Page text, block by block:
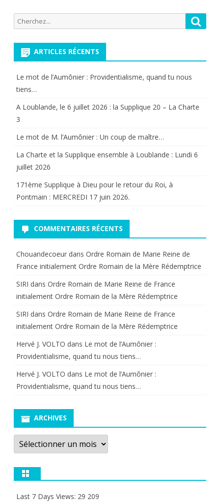
Recherche
pour:
ARTICLES RÉCENTS
Le mot de l’Aumônier : Providentialisme, quand tu nous
tiens…
A Loublande, le 6 juillet 2026 : la Supplique 20 – La Charte
3
Le mot de M. l’Aumônier : Un coup de maître…
La Charte et la Supplique ensemble à Loublande : Lundi 6
juillet 2026
171ème Supplique à Dieu pour le retour du Roi, à
Pontmain : MERCREDI 17 juin 2026.
COMMENTAIRES RÉCENTS
Chouandecoeur dans Ordre Romain de Marie Reine de
France initialement Ordre Romain de la Mère Rédemptrice
SIRI dans Ordre Romain de Marie Reine de France
initialement Ordre Romain de la Mère Rédemptrice
SIRI dans Ordre Romain de Marie Reine de France
initialement Ordre Romain de la Mère Rédemptrice
Hervé J. VOLTO dans Le mot de l’Aumônier :
Providentialisme, quand tu nous tiens…
Hervé J. VOLTO dans Le mot de l’Aumônier :
Providentialisme, quand tu nous tiens…
ARCHIVES
Archives
Last 7 Days Views: 29 209